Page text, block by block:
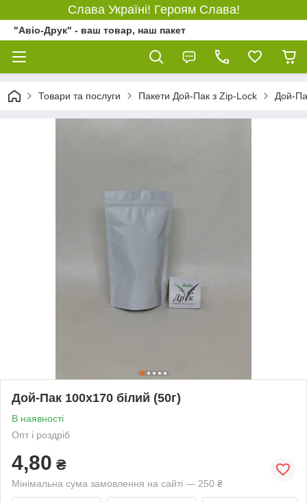
Слава Україні! Героям Слава!
"Авіо-Друк" - ваш товар, наш пакет
Товари та послуги Пакети Дой-Пак з Zip-Lock Дой-
Дой-Пак 100х170 білий (50г)
В наявності
Опт і роздріб
4,80 ₴
Мінімальна сума замовлення на сайті — 250 ₴